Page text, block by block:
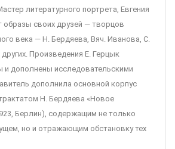
литературного портрета, Евгения
образы своих друзей — творцов
века — Н. Бердяева, Вяч. Иванова, С.
других. Произведения Е. Герцык
и дополнены исследовательскими
дополнила основной корпус
Н. Бердяева «Новое
Берлин), содержащим не только
но и отражающим обстановку тех